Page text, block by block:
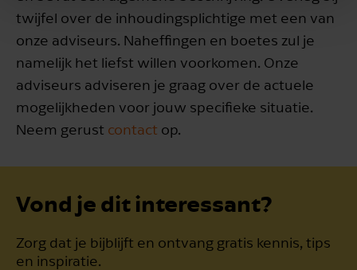
twijfel over de inhoudingsplichtige met een van
onze adviseurs. Naheffingen en boetes zul je
namelijk het liefst willen voorkomen. Onze
adviseurs adviseren je graag over de actuele
mogelijkheden voor jouw specifieke situatie.
Neem gerust contact op.
Vond je dit interessant?
Zorg dat je bijblijft en ontvang gratis kennis, tips
en inspiratie.